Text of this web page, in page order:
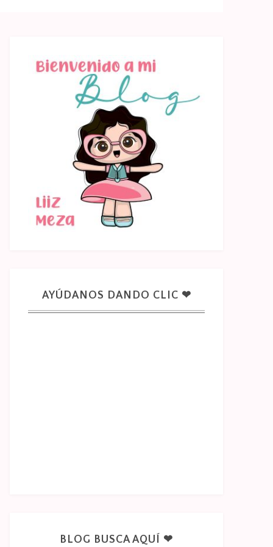
AYÚDANOS DANDO CLIC ❤
BLOG BUSCA AQUÍ ❤